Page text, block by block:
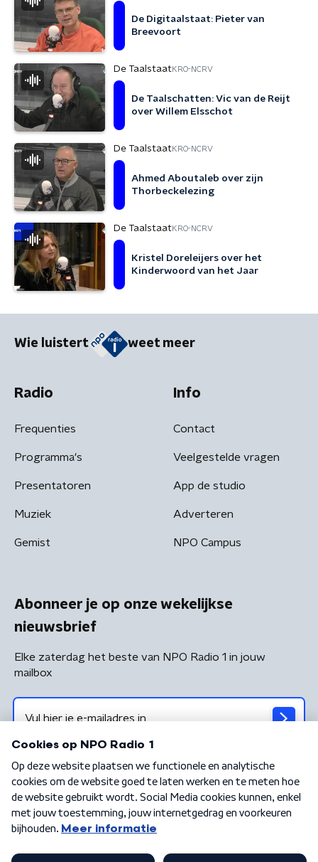
De Digitaalstaat: Pieter van
Breevoort
De TaalstaatKRO-NCRV
De Taalschatten: Vic van de Reijt
over Willem Elsschot
De TaalstaatKRO-NCRV
Ahmed Aboutaleb over zijn
Thorbeckelezing
De TaalstaatKRO-NCRV
Kristel Doreleijers over het
Kinderwoord van het Jaar
Wie luistert weet meer
Radio
Frequenties
Programma's
Presentatoren
Muziek
Gemist
Info
Contact
Veelgestelde vragen
App de studio
Adverteren
NPO Campus
Abonneer je op onze wekelijkse
nieuwsbrief
Elke zaterdag het beste van NPO Radio 1 in jouw
mailbox
Algemene voorwaarden